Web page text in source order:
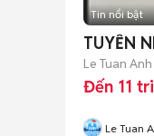
Tin nổi bật
TUYỂN
Le Tuan Anh
Đến 11
Le Tuan